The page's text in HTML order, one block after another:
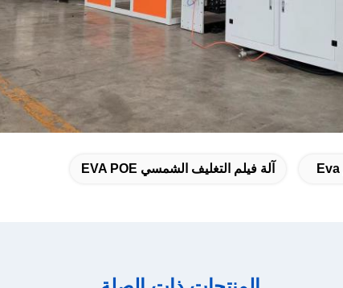
آلة فيلم التغليف الشمسي EVA POE